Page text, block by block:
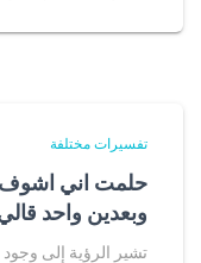
تفسيرات مختلفة
حلمت اني
وبعدين واحد
تشير الرؤية إلى